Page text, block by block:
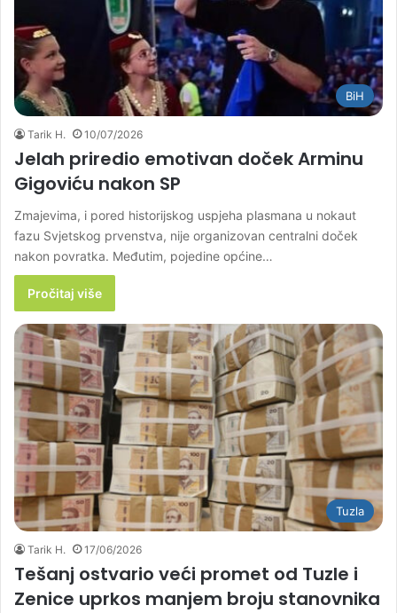
BiH
Tarik H. 10/07/2026
Jelah priredio emotivan doček Arminu
Gigoviću nakon SP
Zmajevima, i pored historijskog uspjeha plasmana u nokaut
fazu Svjetskog prvenstva, nije organizovan centralni doček
nakon povratka. Međutim, pojedine općine…
Pročitaj više
Tuzla
Tarik H. 17/06/2026
Tešanj ostvario veći promet od Tuzle i
Zenice uprkos manjem broju stanovnika